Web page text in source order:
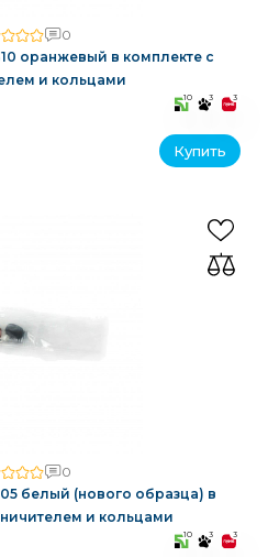
0
оранжевый в комплекте с
и кольцами
10 3 3
Купить
0
белый (нового образца) в
и кольцами
10 3 3